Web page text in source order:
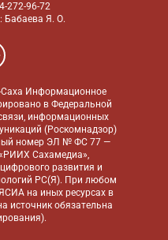
272-96-72
Бабаева Я. О.
Саха Информационное
в Федеральной
информационных
(Роскомнадзор)
номер ЭЛ № ФС 77 —
Сахамедиа»,
развития и
РС(Я). При любом
на иных ресурсах в
источник обязательна
).